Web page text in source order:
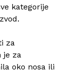
kategorije
za
je za
oko nosa ili